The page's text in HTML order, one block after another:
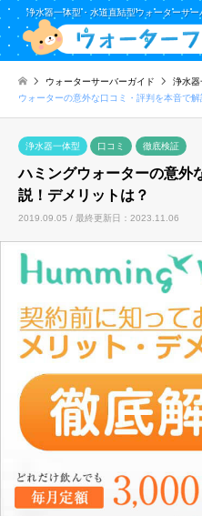
浄水器一体型・水道直結型ウォーターサー
ウォーターサーバーガイド 浄水器
ウォーターの意外な口コミ・評判を本音で
浄水器一体型 口コミ 徹底検証
ハミングウォーターの意外
説！デメリットは？
2019.09.05 / 最終更新日：2023.11.06